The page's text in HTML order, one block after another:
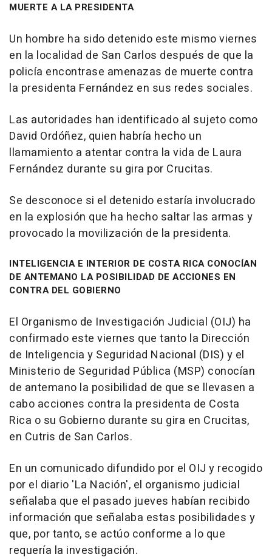
MUERTE A LA PRESIDENTA
Un hombre ha sido detenido este mismo viernes
en la localidad de San Carlos después de que la
policía encontrase amenazas de muerte contra
la presidenta Fernández en sus redes sociales.
Las autoridades han identificado al sujeto como
David Ordóñez, quien habría hecho un
llamamiento a atentar contra la vida de Laura
Fernández durante su gira por Crucitas.
Se desconoce si el detenido estaría involucrado
en la explosión que ha hecho saltar las armas y
provocado la movilización de la presidenta.
INTELIGENCIA E INTERIOR DE COSTA RICA CONOCÍAN
DE ANTEMANO LA POSIBILIDAD DE ACCIONES EN
CONTRA DEL GOBIERNO
El Organismo de Investigación Judicial (OIJ) ha
confirmado este viernes que tanto la Dirección
de Inteligencia y Seguridad Nacional (DIS) y el
Ministerio de Seguridad Pública (MSP) conocían
de antemano la posibilidad de que se llevasen a
cabo acciones contra la presidenta de Costa
Rica o su Gobierno durante su gira en Crucitas,
en Cutris de San Carlos.
En un comunicado difundido por el OIJ y recogido
por el diario 'La Nación', el organismo judicial
señalaba que el pasado jueves habían recibido
información que señalaba estas posibilidades y
que, por tanto, se actúo conforme a lo que
requería la investigación.